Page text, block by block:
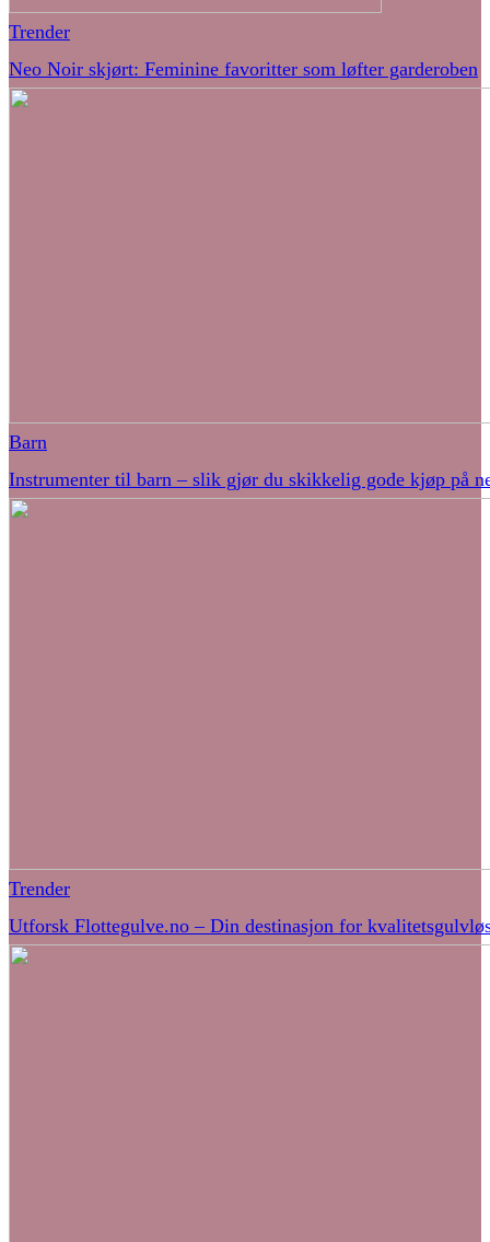
Trender
Neo Noir skjørt: Feminine favoritter som løfter garderoben
Barn
Instrumenter til barn – slik gjør du skikkelig gode kjøp på
Trender
Utforsk Flottegulve.no – Din destinasjon for